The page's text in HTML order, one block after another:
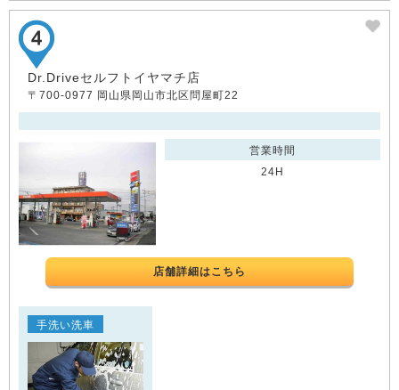
Dr.Driveセルフトイヤマチ店
〒700-0977 岡山県岡山市北区問屋町22
営業時間
24H
店舗詳細はこちら
手洗い洗車